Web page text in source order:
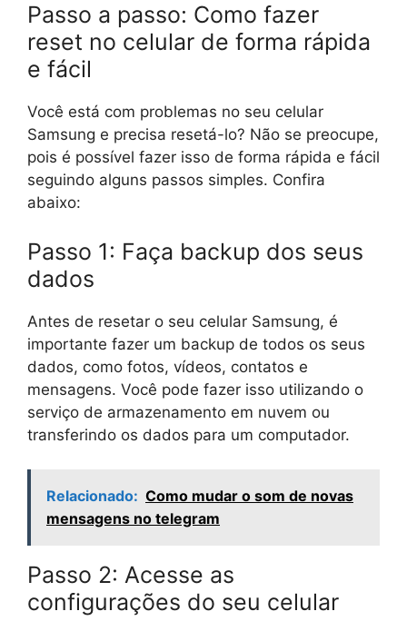
Passo a passo: Como fazer
reset no celular de forma rápida
e fácil
Você está com problemas no seu celular
Samsung e precisa resetá-lo? Não se preocupe,
pois é possível fazer isso de forma rápida e fácil
seguindo alguns passos simples. Confira
abaixo:
Passo 1: Faça backup dos seus
dados
Antes de resetar o seu celular Samsung, é
importante fazer um backup de todos os seus
dados, como fotos, vídeos, contatos e
mensagens. Você pode fazer isso utilizando o
serviço de armazenamento em nuvem ou
transferindo os dados para um computador.
Relacionado: Como mudar o som de novas
mensagens no telegram
Passo 2: Acesse as
configurações do seu celular